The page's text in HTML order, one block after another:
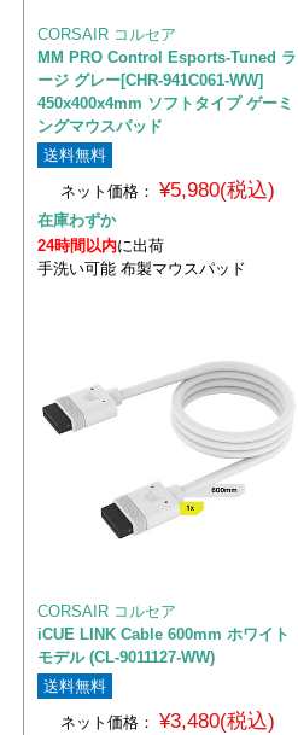
CORSAIR コルセア
MM PRO Control Esports-Tuned ラ
ージ グレー[CHR-941C061-WW]
450x400x4mm ソフトタイプ ゲーミ
ングマウスパッド
送料無料
ネット価格： ¥5,980(税込)
在庫わずか
24時間以内に出荷
手洗い可能 布製マウスパッド
CORSAIR コルセア
iCUE LINK Cable 600mm ホワイト
モデル (CL-9011127-WW)
送料無料
ネット価格： ¥3,480(税込)